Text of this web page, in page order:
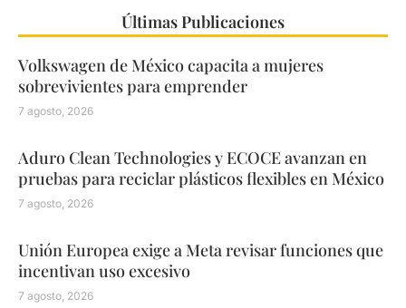
Últimas Publicaciones
Volkswagen de México capacita a mujeres
sobrevivientes para emprender
7 agosto, 2026
Aduro Clean Technologies y ECOCE avanzan en
pruebas para reciclar plásticos flexibles en México
7 agosto, 2026
Unión Europea exige a Meta revisar funciones que
incentivan uso excesivo
7 agosto, 2026